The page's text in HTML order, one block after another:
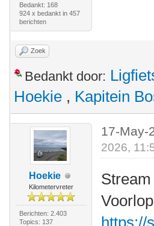
Bedankt: 168
924 x bedankt in 457
berichten
Zoek
Bedankt door:
Hoekie , Kapitein
Hoekie
Kilometervreter
Berichten: 2.403
Topics: 137
17-May-
2026,
Stream
https://